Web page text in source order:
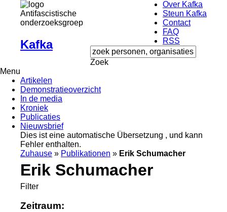
Antifascistische
onderzoeksgroep
Kafka
Over Kafka
Steun Kafka
Contact
FAQ
RSS
Zoek
Menu
Artikelen
Demonstratieoverzicht
In de media
Kroniek
Publicaties
Nieuwsbrief
Dies ist eine automatische Übersetzung , und kann
Fehler enthalten.
Zuhause » Publikationen » Erik Schumacher
Erik Schumacher
Filter
Zeitraum: